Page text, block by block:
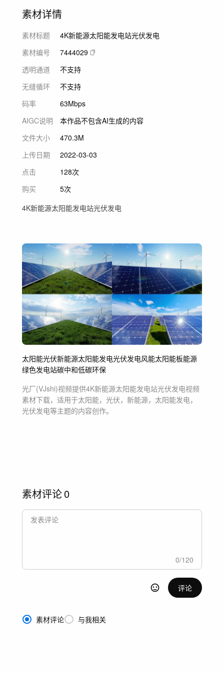
素材详情
素材标题
4K新能源太阳能发电站光伏发电
素材编号
7444029
透明通道
不支持
无缝循环
不支持
码率
63Mbps
AIGC说明
本作品不包含AI生成的内容
文件大小
470.3M
上传日期
2022-03-03
点击
128次
购买
5次
4K新能源太阳能发电站光伏发电
太阳能光伏新能源太阳能发电光伏发电风能太阳能板能源
绿色发电站碳中和低碳环保
光厂(VJshi)视频提供4K新能源太阳能发电站光伏发电视频
素材下载，适用于太阳能，光伏，新能源，太阳能发电，
光伏发电等主题的内容创作。
素材评论0
0/120
评论
素材评论 与我相关